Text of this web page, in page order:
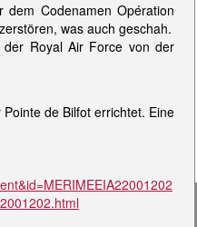
Codenamen Opération
was auch geschah.
Royal Air Force von der
de Bilfot errichtet. Eine